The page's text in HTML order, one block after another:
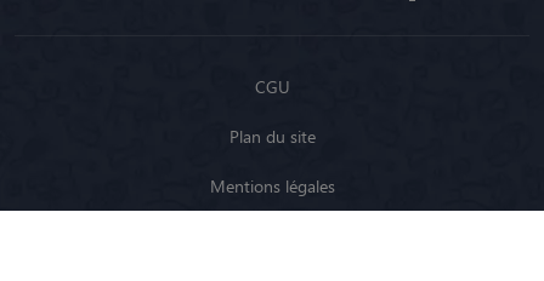
CGU
Plan du site
Mentions légales